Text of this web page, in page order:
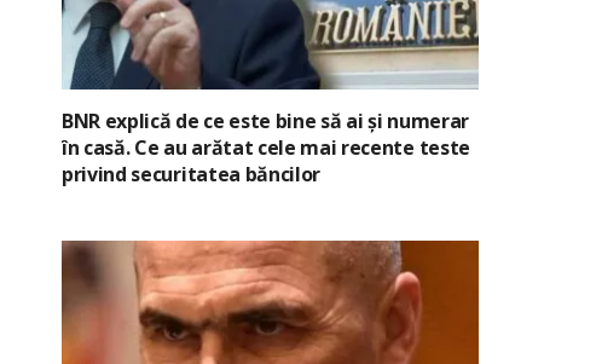
BNR explică de ce este bine să ai și numerar
în casă. Ce au arătat cele mai recente teste
privind securitatea băncilor